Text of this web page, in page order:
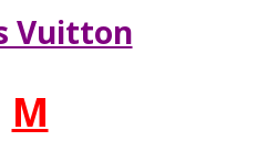
Vuitton
M